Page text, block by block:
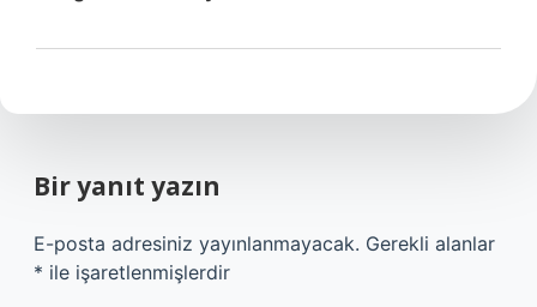
Bir yanıt yazın
E-posta adresiniz yayınlanmayacak. Gerekli alanlar
* ile işaretlenmişlerdir